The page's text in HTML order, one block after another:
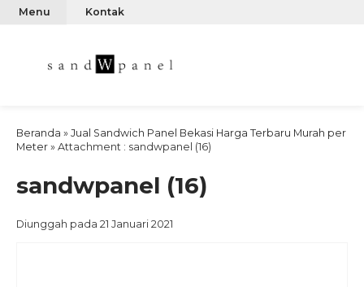
Menu Kontak
Beranda » Jual Sandwich Panel Bekasi Harga Terbaru Murah per
Meter » Attachment : sandwpanel (16)
sandwpanel (16)
Diunggah pada 21 Januari 2021